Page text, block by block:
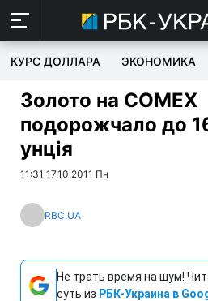
КУРС ДОЛЛАРА ЭКОНОМИКА
Золото на COMEX
подорожчало до
унція
11:31 17.10.2011 Пн
RBC.UA
Не трать время на шум!
суть из РБК-Украина в